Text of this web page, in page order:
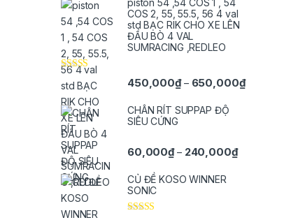
piston 54 ,54 COS 1 , 54
COS 2, 55, 55.5, 56 4 val
std BẠC RIK CHO XE LÊN
ĐẦU BÒ 4 VAL
SUMRACING ,REDLEO
hạng5.00
sao
450,000₫ – 650,000₫Khoảng
CHÂN RÍT SUPPAP ĐỘ
SIÊU CỨNG
60,000₫ – 240,000₫Khoảng giá:
CỦ ĐỀ KOSO WINNER
SONIC